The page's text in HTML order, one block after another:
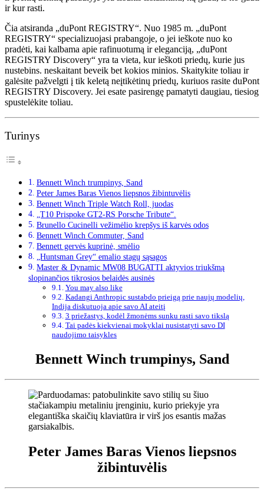
ir kur rasti.
Čia atsiranda „duPont REGISTRY“. Nuo 1985 m. „duPont
REGISTRY“ specializuojasi prabangoje, o jei ieškote nuo ko
pradėti, kai kalbama apie rafinuotumą ir eleganciją, „duPont
REGISTRY Discovery“ yra ta vieta, kur ieškoti priedų, kurie jus
nustebins. neskaitant beveik bet kokios minios. Skaitykite toliau ir
galėsite pažvelgti į tik keletą neįtikėtinų priedų, kuriuos rasite duPont
REGISTRY Discovery. Jei esate pasirengę pamatyti daugiau, tiesiog
spustelėkite toliau.
Turinys
Bennett Winch trumpinys, Sand
Peter James Baras Vienos liepsnos žibintuvėlis
Bennett Winch Triple Watch Roll, juodas
„T10 Prispoke GT2-RS Porsche Tribute“.
Brunello Cucinelli vežimėlio krepšys iš karvės odos
Bennett Winch Commuter, Sand
Bennett gervės kuprinė, smėlio
„Huntsman Grey“ emalio stagų sąsagos
Master & Dynamic MW08 BUGATTI aktyvios triukšmą
slopinančios tikrosios belaidės ausinės
You may also like
Kadangi Anthropic sustabdo prieigą prie naujų modelių,
Indija diskutuoja apie savo AI ateitį
3 priežastys, kodėl žmonėms sunku rasti savo tikslą
Tai padės kiekvienai mokyklai nusistatyti savo DI
naudojimo taisykles
Bennett Winch trumpinys, Sand
Peter James Baras Vienos liepsnos
žibintuvėlis